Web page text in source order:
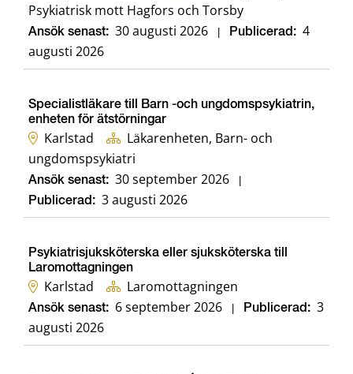
Psykiatrisk mott Hagfors och Torsby
Ansök senast: 30 augusti 2026 Publicerad: 4
augusti 2026
Specialistläkare till Barn -och ungdomspsykiatrin,
enheten för ätstörningar
Karlstad
Läkarenheten, Barn- och
ungdomspsykiatri
Ansök senast: 30 september 2026
Publicerad: 3 augusti 2026
Psykiatrisjuksköterska eller sjuksköterska till
Laromottagningen
Karlstad Laromottagningen
Ansök senast: 6 september 2026 Publicerad: 3
augusti 2026